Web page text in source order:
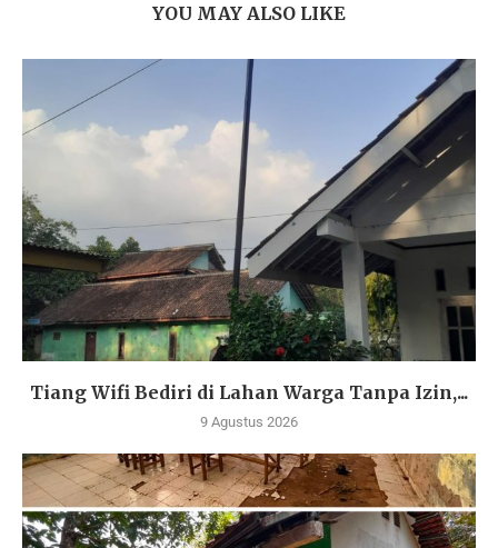
YOU MAY ALSO LIKE
Tiang Wifi Bediri di Lahan Warga Tanpa Izin,...
9 Agustus 2026